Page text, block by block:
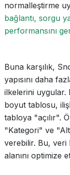
normalleştirme
bağlantı, sorgu
performansını
Buna karşılık,
yapısını daha
ilkelerini uygular.
boyut tablosu,
tabloya "açılır".
"Kategori" ve
verebilir. Bu, veri
alanını optimize